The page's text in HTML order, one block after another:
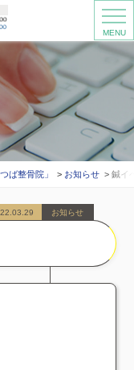
MENU
ば整骨院」 お知らせ 鍼イ
お知らせ